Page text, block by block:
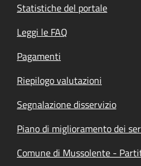
Statistiche del portale
Leggi le FAQ
Pagamenti
Riepilogo valutazioni
Segnalazione disservizio
Piano di miglioramento dei
Comune di Mussolente -